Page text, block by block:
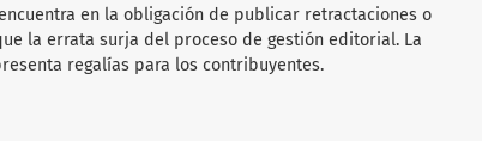
en la obligación de publicar retractaciones o
la errata surja del proceso de gestión editorial. La
regalías para los contribuyentes.